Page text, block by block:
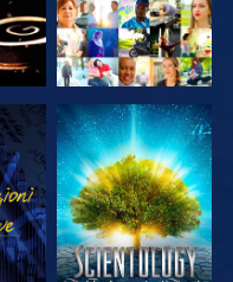
ESPLORA LE
SERIE